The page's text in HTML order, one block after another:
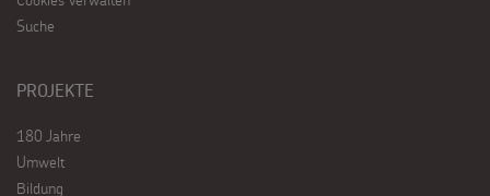
Suche
PROJEKTE
180 Jahre
Umwelt
Bildung